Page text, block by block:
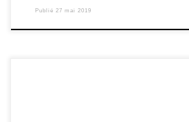
Publié 27 mai 2019